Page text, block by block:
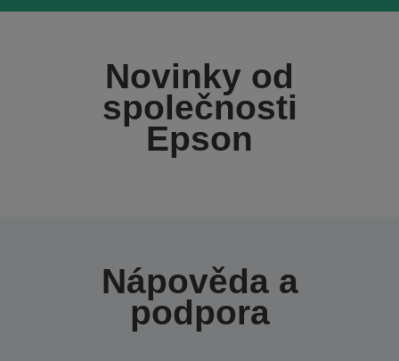
Novinky od
společnosti
Epson
Nápověda a
podpora